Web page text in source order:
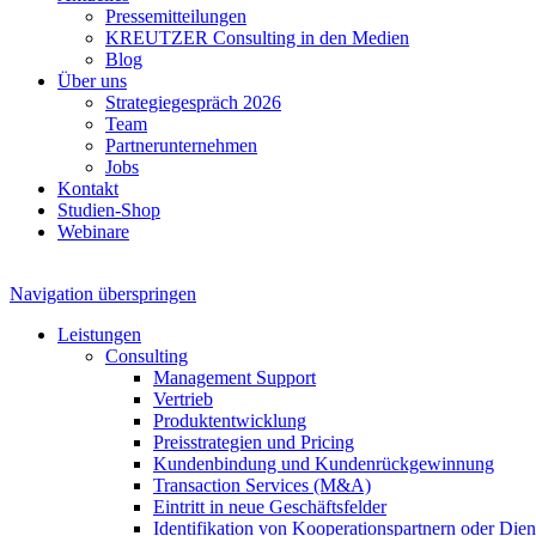
Pressemitteilungen
KREUTZER Consulting in den Medien
Blog
Über uns
Strategiegespräch 2026
Team
Partnerunternehmen
Jobs
Kontakt
Studien-Shop
Webinare
Navigation überspringen
Leistungen
Consulting
Management Support
Vertrieb
Produktentwicklung
Preisstrategien und Pricing
Kundenbindung und Kundenrückgewinnung
Transaction Services (M&A)
Eintritt in neue Geschäftsfelder
Identifikation von Kooperationspartnern oder